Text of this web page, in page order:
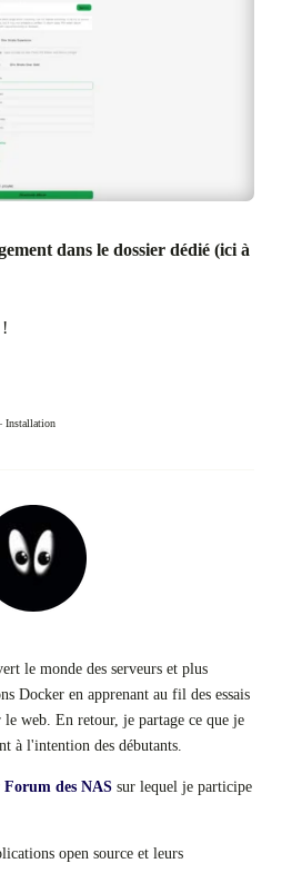
dans le dossier dédié (ici à
Installation
le monde des serveurs et plus
Docker en apprenant au fil des essais
le web. En retour, je partage ce que je
à l'intention des débutants.
Forum des NAS sur lequel je participe
open source et leurs